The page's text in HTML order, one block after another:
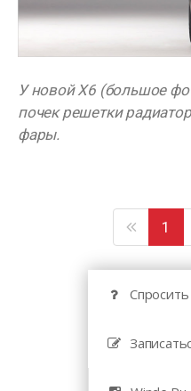
У новой X6 (большое
почек решетки
фары.
1
Спросить